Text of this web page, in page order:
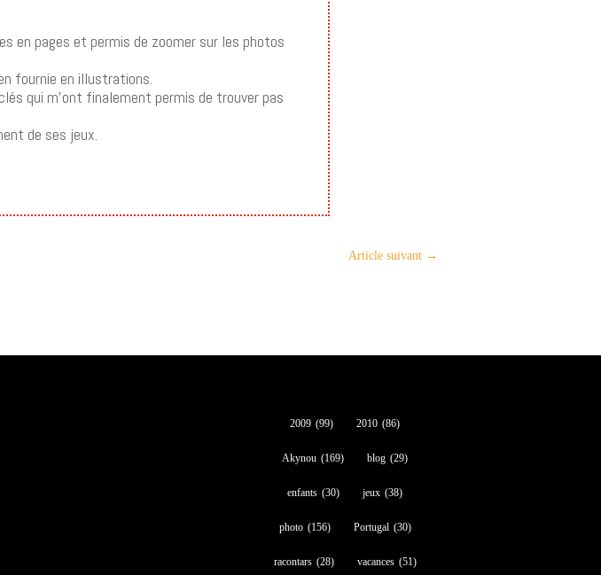
en pages et permis de zoomer sur les photos
fournie en illustrations.
qui m’ont finalement permis de trouver pas
de ses jeux.
Article suivant→
2009 (99) 2010 (86)
Akynou (169) blog (29)
enfants (30) jeux (38)
photo (156) Portugal (30)
racontars (28) vacances (51)